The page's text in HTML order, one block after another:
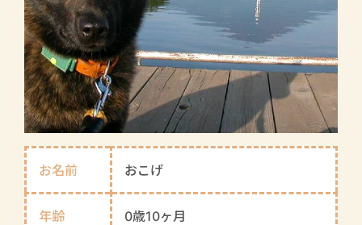
お名前 おこげ
年齢 0歳10ヶ月